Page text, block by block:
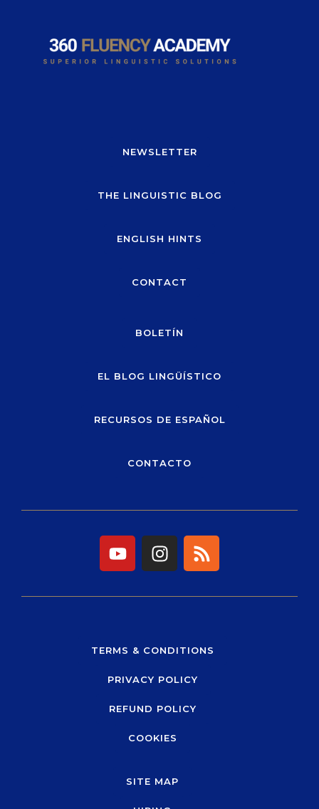
NEWSLETTER
THE LINGUISTIC BLOG
ENGLISH HINTS
CONTACT
BOLETÍN
EL BLOG LINGÜÍSTICO
RECURSOS DE ESPAÑOL
CONTACTO
Y
o
t
e
I
n
t
r
m
R
s
TERMS & CONDITIONS
PRIVACY POLICY
REFUND POLICY
COOKIES
SITE MAP